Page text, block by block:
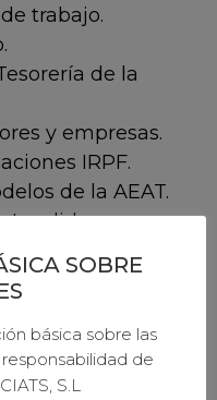
trabajo.
de la
y empresas.
IRPF.
de la AEAT.
Invalidez.
de pensiones.
SOBRE
básica sobre las
de
S.L